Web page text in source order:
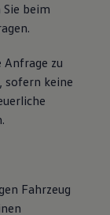
beim
zu
sofern keine
Fahrzeug